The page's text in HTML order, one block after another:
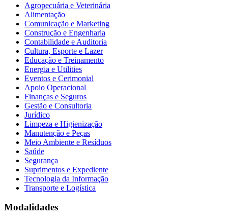
Agropecuária e Veterinária
Alimentação
Comunicação e Marketing
Construção e Engenharia
Contabilidade e Auditoria
Cultura, Esporte e Lazer
Educação e Treinamento
Energia e Utilities
Eventos e Cerimonial
Apoio Operacional
Finanças e Seguros
Gestão e Consultoria
Jurídico
Limpeza e Higienização
Manutenção e Peças
Meio Ambiente e Resíduos
Saúde
Segurança
Suprimentos e Expediente
Tecnologia da Informação
Transporte e Logística
Modalidades